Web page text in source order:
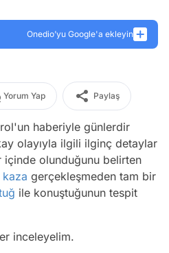
Onedio’yu Google'a ekleyin
Yorum Yap Paylaş
haberiyle günlerdir
olayıyla ilgili ilginç detaylar
içinde olunduğunu belirten
kaza gerçekleşmeden tam bir
ile konuştuğunun tespit
inceleyelim.